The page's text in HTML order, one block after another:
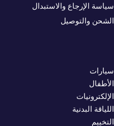
سياسة الإرجاع والاستبدال
الشحن والتوصيل
سيارات
الأطفال
الإلكترونيات
اللياقة البدنية
التخييم